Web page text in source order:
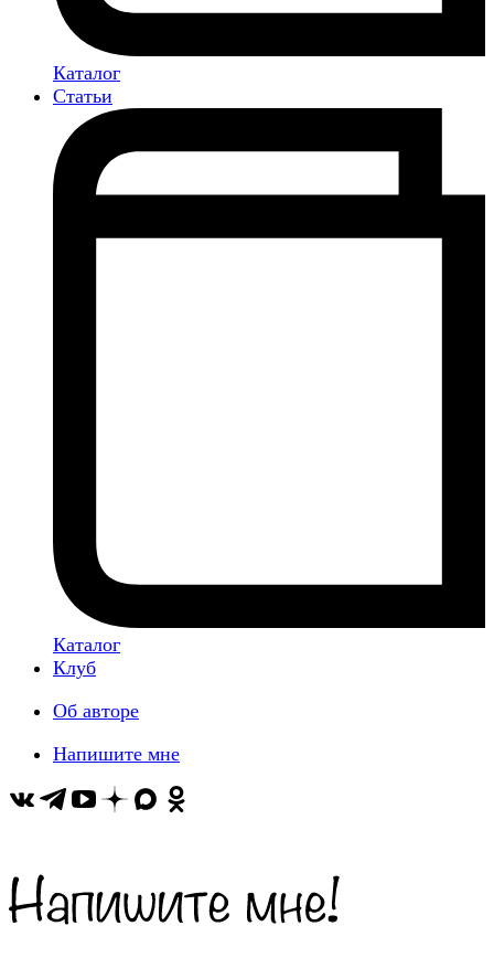
Каталог
Статьи
Каталог
Клуб
Об авторе
Напишите мне